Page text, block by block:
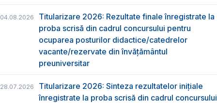
04.08.2026
Titularizare 2026: Rezultate finale înregistrate la
proba scrisă din cadrul concursului pentru
ocuparea posturilor didactice/catedrelor
vacante/rezervate din învăţământul
preuniversitar
28.07.2026
Titularizare 2026: Sinteza rezultatelor inițiale
înregistrate la proba scrisă din cadrul concursului